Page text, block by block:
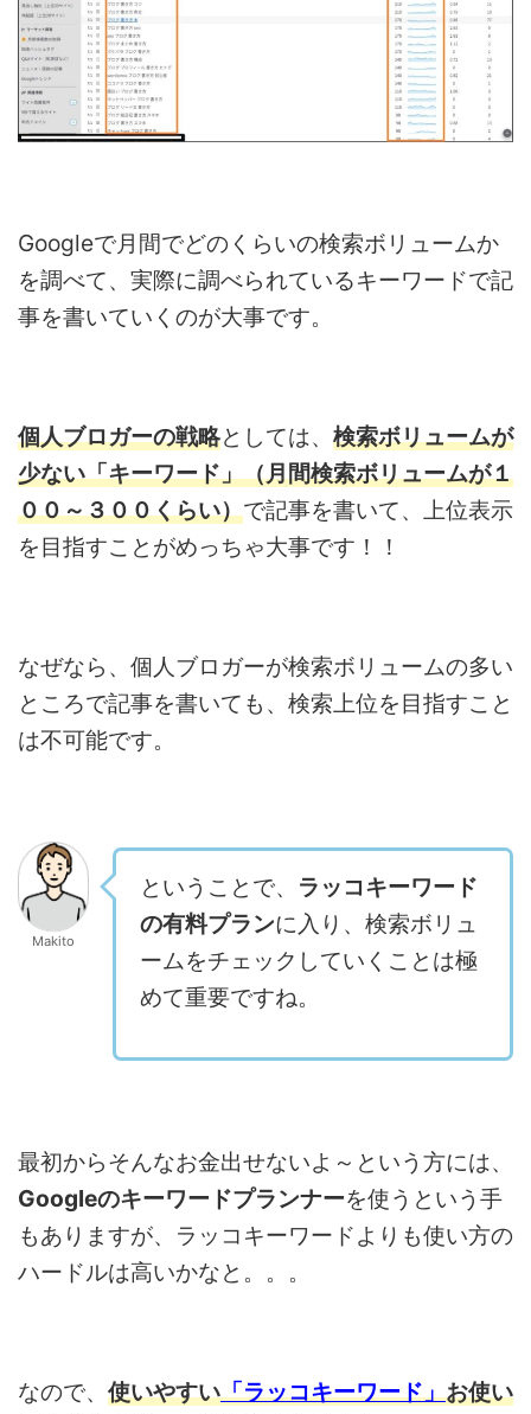
Googleで月間でどのくらいの検索ボリュームか
を調べて、実際に調べられているキーワードで記
事を書いていくのが大事です。
個人ブロガーの戦略としては、 検索ボリュームが
少ない「キーワード」（月間検索ボリュームが１
００～３００くらい）で記事を書いて、上位表示
を目指すことがめっちゃ大事です！！
なぜなら、個人ブロガーが検索ボリュームの多い
ところで記事を書いても、検索上位を目指すこと
は不可能です。
Makito
ということで、 ラッコキーワード
の有料プランに入り、検索ボリュ
ームをチェックしていくことは極
めて重要ですね。
最初からそんなお金出せないよ～という方には、
Googleのキーワードプランナーを使うという手
もありますが、ラッコキーワードよりも使い方の
ハードルは高いかなと。。。
なので、 使いやすい「ラッコキーワード」お使い